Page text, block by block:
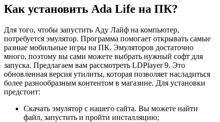
Как установить Ada Life на ПК?
Для того, чтобы запустить Аду Лайф на компьютер,
потребуется эмулятор. Программа помогает открывать самые
разные мобильные игры на ПК. Эмуляторов достаточно
много, поэтому вы сами можете выбрать нужный софт для
запуска. Предлагаем вам рассмотреть LDPlayer 9. Это
обновленная версия утилиты, которая позволяет насладиться
более разнообразным контентом в магазине. Для установки
предстоит:
Скачать эмулятор с нашего сайта. Вы можете найти
файл, запустить и пройти инсталляцию;